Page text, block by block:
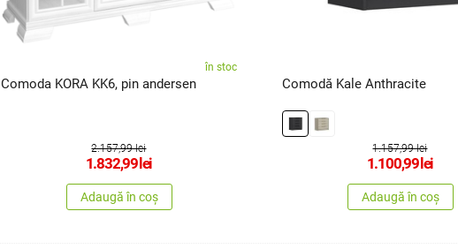
în stoc
Comoda KORA KK6, pin andersen
2.157,99 lei
1.832,99lei
Adaugă în coș
Comodă Kale Anthracite
1.157,99 lei
1.100,99lei
Adaugă în coș